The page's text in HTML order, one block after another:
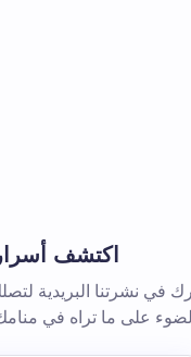
اكتشف
في نشرتنا البريدية
الضوء على ما تراه في